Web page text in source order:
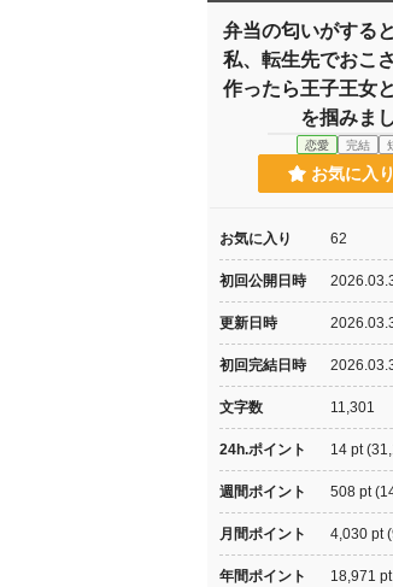
弁当の匂いがする
私、転生先でおこ
作ったら王子王女
を掴みま
恋愛 完結
お気に入
お気に入り 62
初回公開日時
更新日時
初回完結日時
文字数 11,301
24h.ポイント 14 pt
週間ポイント 508 pt
月間ポイント 4,030 pt
年間ポイント 18,971